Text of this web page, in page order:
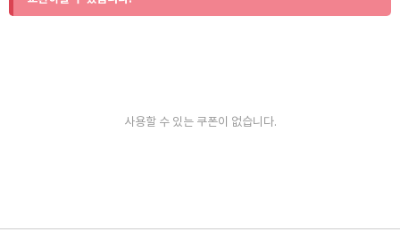
사용할 수 있는 쿠폰이 없습니다.